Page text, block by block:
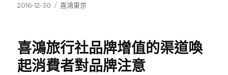
發
2016-12-30
分
喜鴻東京
喜鴻旅行社品牌增值的渠道喚
起消費者對品牌注意